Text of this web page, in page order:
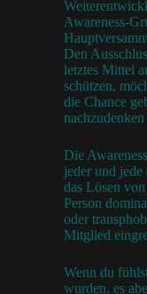
Awareness-
Den
letztes Mittel
schützen,
die Chance
Die
jeder und
das Lösen
Person
oder
Mitglied
Wenn du
wurden, es